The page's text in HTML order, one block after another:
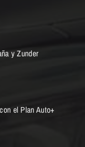
y Zunder
el Plan Auto+